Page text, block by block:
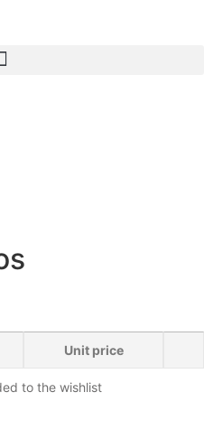
Unit price
to the wishlist